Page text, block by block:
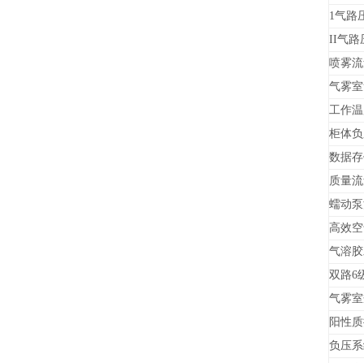
1气路
II气路
喷雾
气雾
工作
柜体
数据
质量
蠕动
高效
气溶
双路6
气雾
阳性
负压